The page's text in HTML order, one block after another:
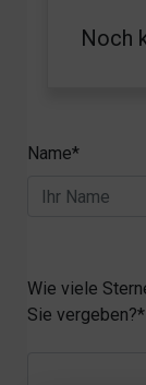
Noch
Name*
Wie viele
Sie vergeben?*